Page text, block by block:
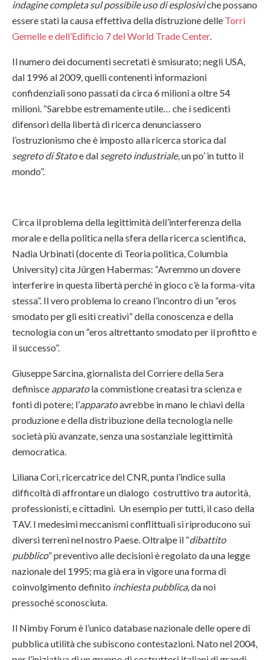
indagine completa sul possibile uso di esplosiviche possano
essere stati la causa effettiva della distruzione delle Torri
Gemelle e dell’Edificio 7 del World Trade Center.
Il numero dei documenti secretati è smisurato; negli USA,
dal 1996 al 2009, quelli contenenti informazioni
confidenziali sono passati da circa 6 milioni a oltre 54
milioni. “Sarebbe estremamente utile… che i sedicenti
difensori della libertà di ricerca denunciassero
l’ostruzionismo che è imposto alla ricerca storica dal
segreto di Statoe dal segreto industriale, un po’ in tutto il
mondo”.
Circa il problema della legittimità dell’interferenza della
morale e della politica nella sfera della ricerca scientifica,
Nadia Urbinati (docente di Teoria politica, Columbia
University) cita Jürgen Habermas: “Avremmo un dovere
interferire in questa libertà perché in gioco c’è la forma-vita
stessa”. Il vero problema lo creano l’incontro di un “eros
smodato per gli esiti creativi” della conoscenza e della
tecnologia con un “eros altrettanto smodato per il profitto e
il successo”.
Giuseppe Sarcina, giornalista del Corriere della Sera
definisce apparatola commistione creatasi tra scienza e
fonti di potere; l’apparatoavrebbe in mano le chiavi della
produzione e della distribuzione della tecnologia nelle
società più avanzate, senza una sostanziale legittimità
democratica.
Liliana Cori, ricercatrice del CNR, punta l’indice sulla
difficoltà di affrontare un dialogo costruttivo tra autorità,
professionisti, e cittadini. Un esempio per tutti, il caso della
TAV. I medesimi meccanismi conflittuali si riproducono sui
diversi terreni nel nostro Paese. Oltralpe il “dibattito
pubblico” preventivo alle decisioni è regolato da una legge
nazionale del 1995; ma già era in vigore una forma di
coinvolgimento definito inchiesta pubblica, da noi
pressoché sconosciuta.
Il Nimby Forum è l’unico database nazionale delle opere di
pubblica utilità che subiscono contestazioni. Nato nel 2004,